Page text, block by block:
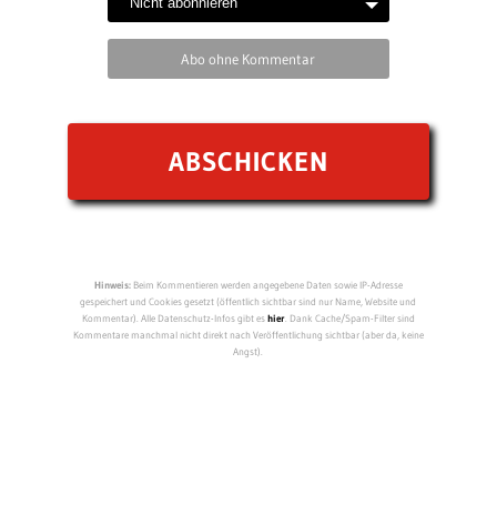
Abo ohne Kommentar
Hinweis:Beim Kommentieren werden angegebene Daten sowie IP-Adresse
gespeichert und Cookies gesetzt (öffentlich sichtbar sind nur Name, Website und
Kommentar). Alle Datenschutz-Infos gibt eshier. Dank Cache/Spam-Filter sind
Kommentare manchmal nicht direkt nach Veröffentlichung sichtbar (aber da, keine
Angst).